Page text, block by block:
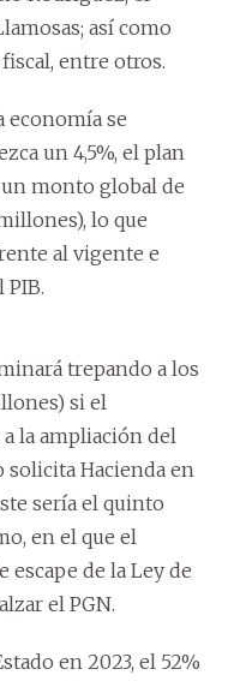
así como
entre otros.
economía se
un 4,5%, el plan
monto global de
lo que
al vigente e
PIB.
trepando a los
si el
la ampliación del
solicita Hacienda en
sería el quinto
en el que el
escape de la Ley de
el PGN.
en 2023, el 52%